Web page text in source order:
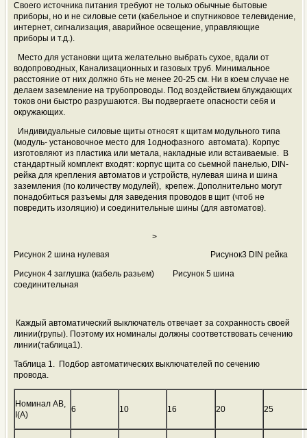
Своего источника питания требуют не только обычные бытовые
приборы, но и не силовые сети (кабельное и спутниковое телевидение,
интернет, сигнализация, аварийное освещение, управляющие
приборы и т.д.).
Место для установки щита желательно выбрать сухое, вдали от
водопроводных, Канализационных и газовых труб. Минимальное
расстояние от них должно бть не менее 20-25 см. Ни в коем случае не
делаем заземление на трубопроводы. Под воздействием блуждающих
токов они быстро разрушаются. Вы подвергаете опасности себя и
окружающих.
Индивидуальные силовые щиты относят к щитам модульного типа
(модуль- установочное место для 1однофазного автомата). Корпус
изготовляют из пластика или метала, накладные или встаиваемые. В
стандартный комплект входят: корпус щита со сьемной панелью, DIN-
рейка для крепления автоматов и устройств, нулевая шина и шина
заземления (по количеству модулей), крепеж. Дополнительно могут
понадобиться разъемы для заведения проводов в щит (чтоб не
повредить изоляцию) и соединительные шины (для автоматов).
>
Рисунок 2 шина нулевая Рисунок3 DIN рейка
Рисунок 4 заглушка (кабель разьем) Рисунок 5 шина
соединительная
Каждый автоматический выключатель отвечает за сохранность своей
линии(групы). Поэтому их номиналы должны соответствовать сечению
линии(таблица1).
Таблица 1. Подбор автоматических выключателей по сечению
провода.
Номинал АВ,
I(А)
6 10 16 20 25